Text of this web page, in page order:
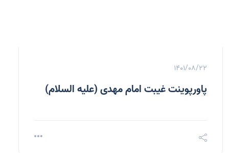
1401/08/22
پاورپوینت غیبت امام مهدی (علیه السلام)